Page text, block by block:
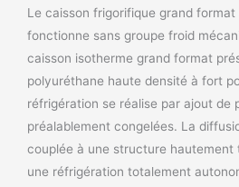
Le caisson frigorifique grand format
fonctionne sans groupe froid
caisson isotherme grand format
polyuréthane haute densité à fort
réfrigération se réalise par ajout de
préalablement congelées. La
couplée à une structure hautement
une réfrigération totalement